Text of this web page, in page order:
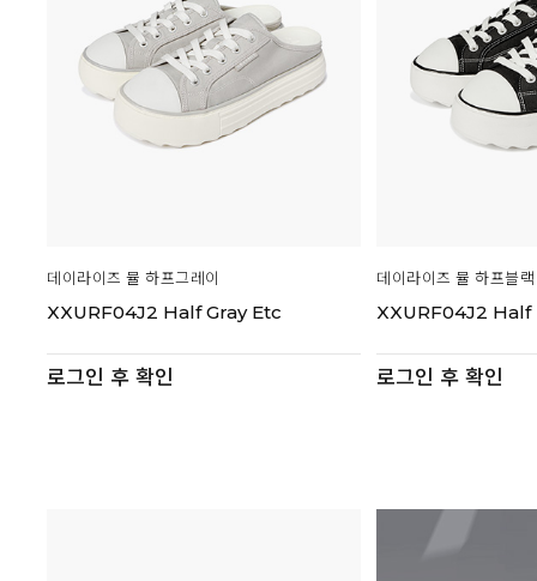
데이라이즈 뮬 하프그레이
XXURF04J2 Half Gray Etc
로그인 후 확인
데이라이즈 뮬 하프블랙
XXURF04J2
로그인 후 확인